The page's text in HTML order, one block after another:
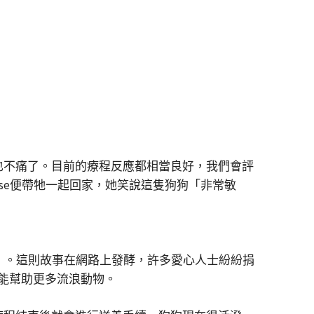
痛了。目前的療程反應都相當良好，我們會評
便帶牠一起回家，她笑說這隻狗狗「非常敏
這則故事在網路上發酵，許多愛心人士紛紛捐
幫助更多流浪動物。